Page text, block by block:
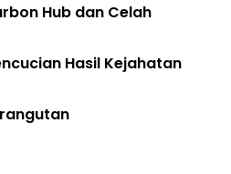
Hub dan Celah
Hasil Kejahatan